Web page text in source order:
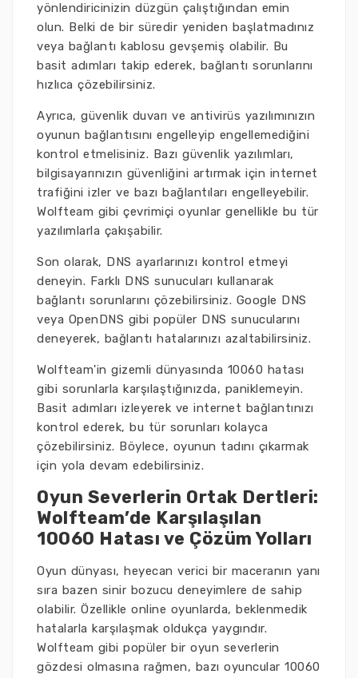
yönlendiricinizin düzgün çalıştığından emin
olun. Belki de bir süredir yeniden başlatmadınız
veya bağlantı kablosu gevşemiş olabilir. Bu
basit adımları takip ederek, bağlantı sorunlarını
hızlıca çözebilirsiniz.
Ayrıca, güvenlik duvarı ve antivirüs yazılımınızın
oyunun bağlantısını engelleyip engellemediğini
kontrol etmelisiniz. Bazı güvenlik yazılımları,
bilgisayarınızın güvenliğini artırmak için internet
trafiğini izler ve bazı bağlantıları engelleyebilir.
Wolfteam gibi çevrimiçi oyunlar genellikle bu tür
yazılımlarla çakışabilir.
Son olarak, DNS ayarlarınızı kontrol etmeyi
deneyin. Farklı DNS sunucuları kullanarak
bağlantı sorunlarını çözebilirsiniz. Google DNS
veya OpenDNS gibi popüler DNS sunucularını
deneyerek, bağlantı hatalarınızı azaltabilirsiniz.
Wolfteam'in gizemli dünyasında 10060 hatası
gibi sorunlarla karşılaştığınızda, paniklemeyin.
Basit adımları izleyerek ve internet bağlantınızı
kontrol ederek, bu tür sorunları kolayca
çözebilirsiniz. Böylece, oyunun tadını çıkarmak
için yola devam edebilirsiniz.
Oyun Severlerin Ortak Dertleri:
Wolfteam’de Karşılaşılan
10060 Hatası ve Çözüm Yolları
Oyun dünyası, heyecan verici bir maceranın yanı
sıra bazen sinir bozucu deneyimlere de sahip
olabilir. Özellikle online oyunlarda, beklenmedik
hatalarla karşılaşmak oldukça yaygındır.
Wolfteam gibi popüler bir oyun severlerin
gözdesi olmasına rağmen, bazı oyuncular 10060